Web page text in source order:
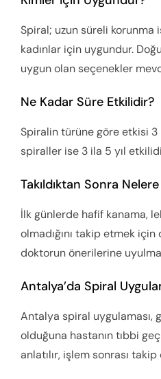
Spiral; uzun süreli
kadınlar için uygundur.
uygun olan seçenekler
Ne Kadar Süre Etkilidir?
Spiralin türüne göre etkisi 3
spiraller ise 3 ila 5 yıl
Takıldıktan Sonra
İlk günlerde hafif kanama,
olmadığını takip etmek
doktorun önerilerine
Antalya’da Spiral
Antalya spiral uygulaması,
olduğuna hastanın tıbbi
anlatılır, işlem sonrası